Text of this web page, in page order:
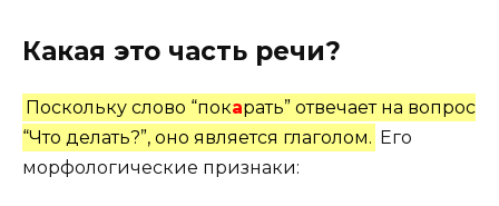
Какая это часть речи?
Поскольку слово “покарать” отвечает на вопрос
“Что делать?”, оно является глаголом. Его
морфологические признаки: